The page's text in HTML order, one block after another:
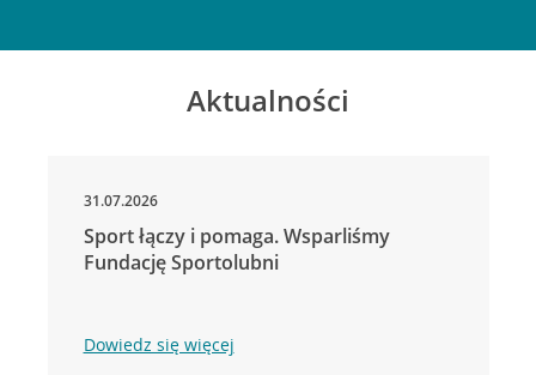
Aktualności
31.07.2026
Sport łączy i pomaga. Wsparliśmy
Fundację Sportolubni
Dowiedz się więcej